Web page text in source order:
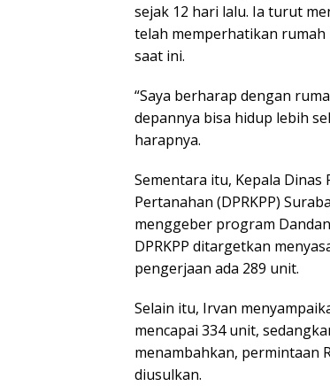
sejak 12 hari lalu. Ia turut
telah memperhatikan
saat ini.
“Saya berharap dengan
depannya bisa hidup lebih
harapnya.
Sementara itu, Kepala Dinas
Pertanahan (DPRKPP)
menggeber program
DPRKPP ditargetkan
pengerjaan ada 289 unit.
Selain itu, Irvan
mencapai 334 unit,
menambahkan, permintaan
diusulkan.